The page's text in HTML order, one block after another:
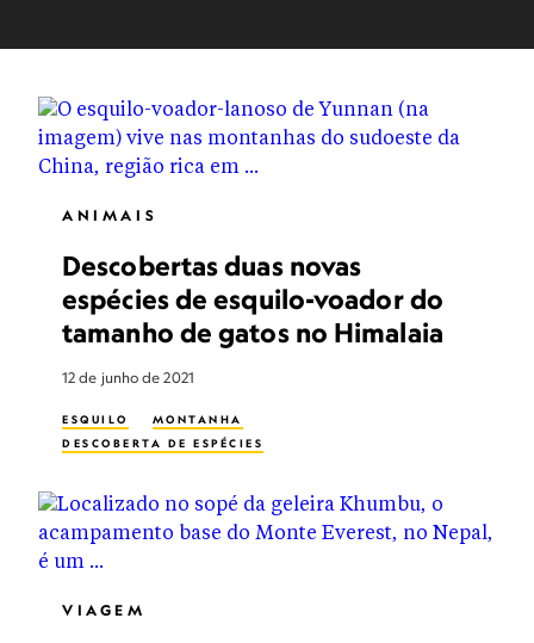
ANIMAIS
Descobertas duas novas
espécies de esquilo-voador do
tamanho de gatos no Himalaia
12 de junho de 2021
ESQUILO
MONTANHA
DESCOBERTA DE ESPÉCIES
VIAGEM